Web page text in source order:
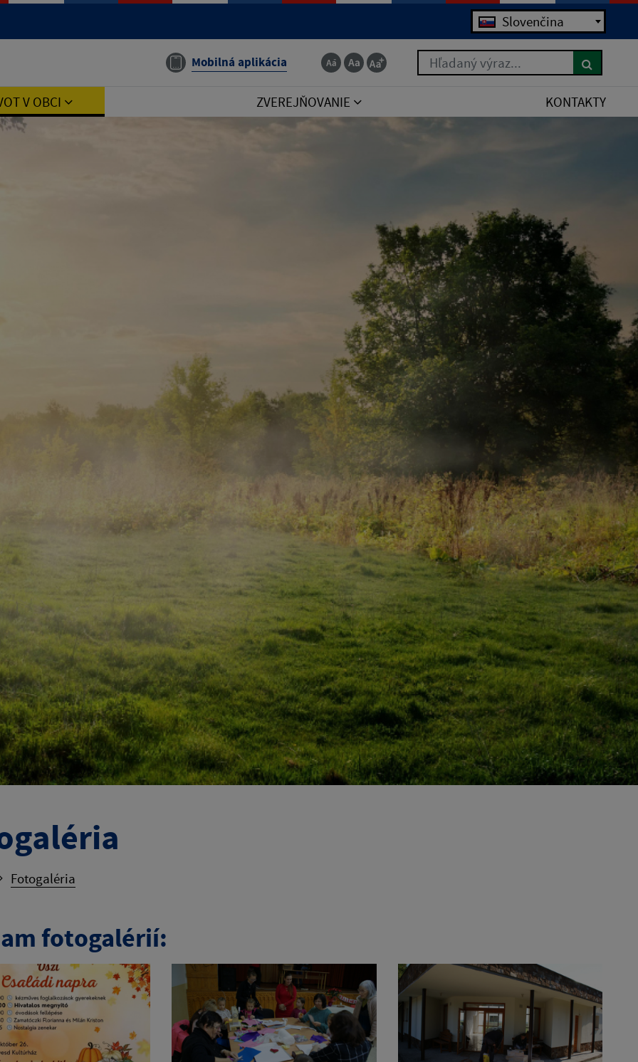
Jazyk Slovenčina
Mobilná aplikácia Hľadaný výraz...
V OBCI ZVEREJŇOVANIE KONTAKTY
Fotogaléria
fotogalérií: